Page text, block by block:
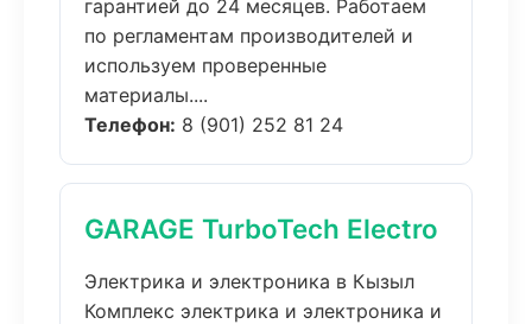
гарантией до 24 месяцев. Работаем
по регламентам производителей и
используем проверенные
материалы....
Телефон: 8 (901) 252 81 24
GARAGE TurboTech Electro
Электрика и электроника в Кызыл
Комплекс электрика и электроника и